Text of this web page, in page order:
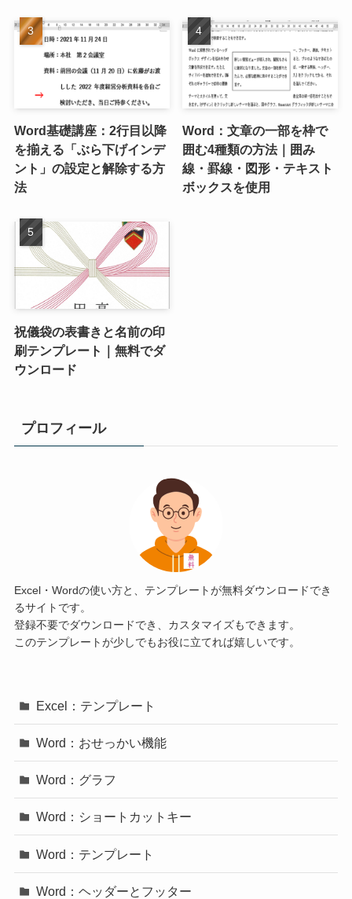
Word基礎講座：2行目以降
を揃える「ぶら下げインデ
ント」の設定と解除する方
法
Word：文章の一部を枠で
囲む4種類の方法｜囲み
線・罫線・図形・テキスト
ボックスを使用
祝儀袋の表書きと名前の印
刷テンプレート｜無料でダ
ウンロード
プロフィール
Excel・Wordの使い方と、テンプレートが無料ダウンロードでき
るサイトです。
登録不要でダウンロードでき、カスタマイズもできます。
このテンプレートが少しでもお役に立てれば嬉しいです。
Excel：テンプレート
Word：おせっかい機能
Word：グラフ
Word：ショートカットキー
Word：テンプレート
Word：ヘッダーとフッター